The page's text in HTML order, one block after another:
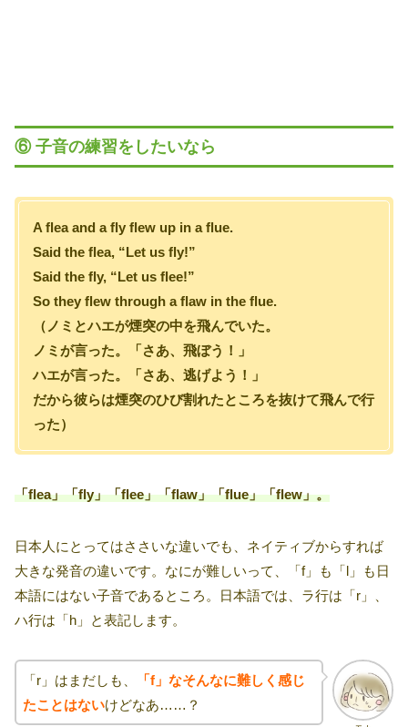
⑥ 子音の練習をしたいなら
A flea and a fly flew up in a flue.
Said the flea, “Let us fly!”
Said the fly, “Let us flee!”
So they flew through a flaw in the flue.
（ノミとハエが煙突の中を飛んでいた。
ノミが言った。「さあ、飛ぼう！」
ハエが言った。「さあ、逃げよう！」
だから彼らは煙突のひび割れたところを抜けて飛んで行
った）
「flea」「fly」「flee」「flaw」「flue」「flew」。
日本人にとってはささいな違いでも、ネイティブからすれば
大きな発音の違いです。なにが難しいって、「f」も「l」も日
本語にはない子音であるところ。日本語では、ラ行は「r」、
ハ行は「h」と表記します。
「r」はまだしも、
「f」なそんなに難しく感じ
たことはないけどなあ……？